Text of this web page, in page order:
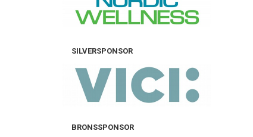
SILVERSPONSOR
BRONSSPONSOR